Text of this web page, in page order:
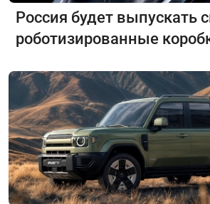
Россия будет выпускать
роботизированные